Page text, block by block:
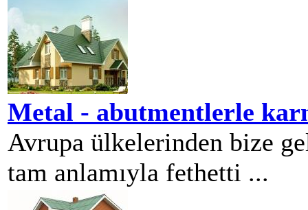
Metal - abutmentlerle
Avrupa ülkelerinden bize
tam anlamıyla fethetti ...